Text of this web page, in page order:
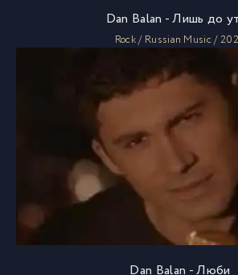
Dan Balan - Лишь до
Rock / Russian Music /
Dan Balan - Люби